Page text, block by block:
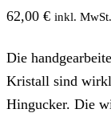
62,00 € inkl.
Die
Kristall sind
Hingucker. Die